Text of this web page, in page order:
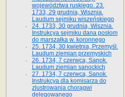
województwa ruskiego. 23.
1733, 29 grudnia, Wisznia.
Laudum sejmiku wiszeńskiego
24. 1733, 30 grudnia, Wisznia.
Instrukcya sejmiku dana posłom
do marszałka w. koronnego
25. 1734, 30 kwietnia, Przemyśl.
Laudum ziemian przemyskich
26. 1734, 7 czerwca, Sanok.
Laudum ziemian sanockich
27. 1734, 7 czerwca, Sanok.
Instrukcya dla komisarza do
zlustrowania chorągwi
delegowanego